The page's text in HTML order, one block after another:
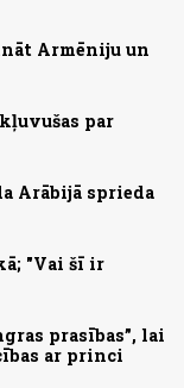
Armēniju un
par
Arābijā sprieda
"Vai šī ir
prasības”, lai
ar princi